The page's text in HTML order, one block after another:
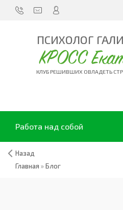
ПСИХОЛОГ
КРОСС
КЛУБ РЕШИВШИХ ОВЛАДЕТЬ
Работа над собой
Назад
Главная »Блог